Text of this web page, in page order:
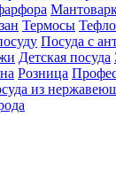
Термосы
Посуда с
Детская посуда
Розница
из